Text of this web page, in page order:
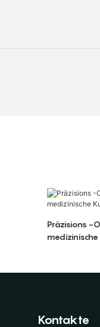
Präzisions -
Kontakte